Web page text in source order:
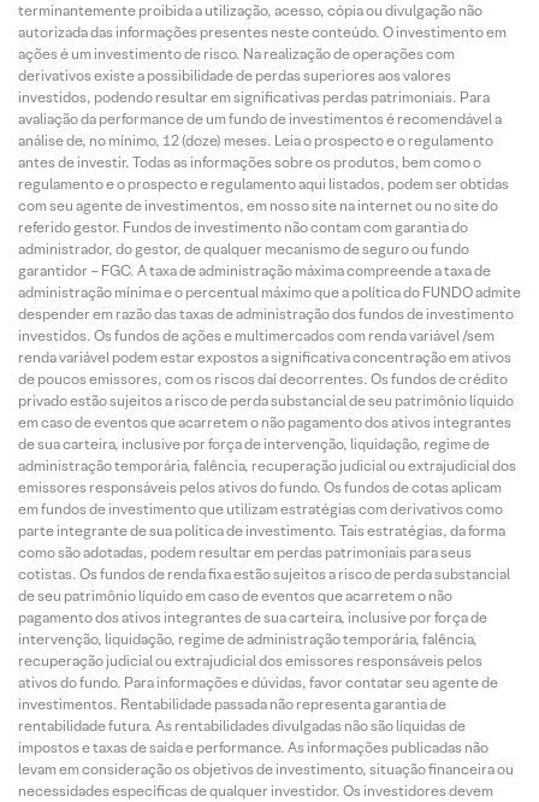
terminantemente proibida a utilização, acesso, cópia ou divulgação não
autorizada das informações presentes neste conteúdo. O investimento em
ações é um investimento de risco. Na realização de operações com
derivativos existe a possibilidade de perdas superiores aos valores
investidos, podendo resultar em significativas perdas patrimoniais. Para
avaliação da performance de um fundo de investimentos é recomendável a
análise de, no mínimo, 12 (doze) meses. Leia o prospecto e o regulamento
antes de investir. Todas as informações sobre os produtos, bem como o
regulamento e o prospecto e regulamento aqui listados, podem ser obtidas
com seu agente de investimentos, em nosso site na internet ou no site do
referido gestor. Fundos de investimento não contam com garantia do
administrador, do gestor, de qualquer mecanismo de seguro ou fundo
garantidor – FGC. A taxa de administração máxima compreende a taxa de
administração mínima e o percentual máximo que a política do FUNDO admite
despender em razão das taxas de administração dos fundos de investimento
investidos. Os fundos de ações e multimercados com renda variável /sem
renda variável podem estar expostos a significativa concentração em ativos
de poucos emissores, com os riscos daí decorrentes. Os fundos de crédito
privado estão sujeitos a risco de perda substancial de seu patrimônio líquido
em caso de eventos que acarretem o não pagamento dos ativos integrantes
de sua carteira, inclusive por força de intervenção, liquidação, regime de
administração temporária, falência, recuperação judicial ou extrajudicial dos
emissores responsáveis pelos ativos do fundo. Os fundos de cotas aplicam
em fundos de investimento que utilizam estratégias com derivativos como
parte integrante de sua política de investimento. Tais estratégias, da forma
como são adotadas, podem resultar em perdas patrimoniais para seus
cotistas. Os fundos de renda fixa estão sujeitos a risco de perda substancial
de seu patrimônio líquido em caso de eventos que acarretem o não
pagamento dos ativos integrantes de sua carteira, inclusive por força de
intervenção, liquidação, regime de administração temporária, falência,
recuperação judicial ou extrajudicial dos emissores responsáveis pelos
ativos do fundo. Para informações e dúvidas, favor contatar seu agente de
investimentos. Rentabilidade passada não representa garantia de
rentabilidade futura. As rentabilidades divulgadas não são líquidas de
impostos e taxas de saída e performance. As informações publicadas não
levam em consideração os objetivos de investimento, situação financeira ou
necessidades específicas de qualquer investidor. Os investidores devem